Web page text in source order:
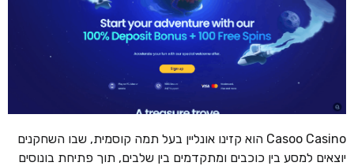
Casoo Casino הוא קזינו אונליין בעל תמה קוסמית, שבו השחקנים
יוצאים למסע בין כוכבים ומתקדמים בין שלבים, תוך פתיחת בונוסים